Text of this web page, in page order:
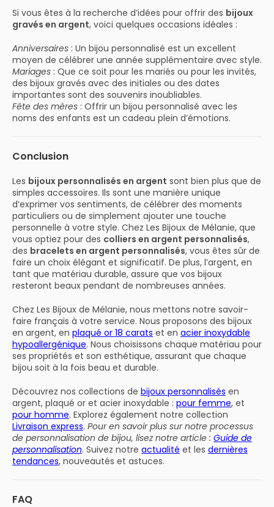
Si vous êtes à la recherche d’idées pour offrir des bijoux
gravés en argent, voici quelques occasions idéales :
Anniversaires : Un bijou personnalisé est un excellent
moyen de célébrer une année supplémentaire avec style.
Mariages : Que ce soit pour les mariés ou pour les invités,
des bijoux gravés avec des initiales ou des dates
importantes sont des souvenirs inoubliables.
Fête des mères : Offrir un bijou personnalisé avec les
noms des enfants est un cadeau plein d’émotions.
Conclusion
Les bijoux personnalisés en argent sont bien plus que de
simples accessoires. Ils sont une manière unique
d’exprimer vos sentiments, de célébrer des moments
particuliers ou de simplement ajouter une touche
personnelle à votre style. Chez Les Bijoux de Mélanie, que
vous optiez pour des colliers en argent personnalisés,
des bracelets en argent personnalisés, vous êtes sûr de
faire un choix élégant et significatif. De plus, l’argent, en
tant que matériau durable, assure que vos bijoux
resteront beaux pendant de nombreuses années.
Chez Les Bijoux de Mélanie, nous mettons notre savoir-
faire français à votre service. Nous proposons des bijoux
en argent, en plaqué or 18 carats et en acier inoxydable
hypoallergénique. Nous choisissons chaque matériau pour
ses propriétés et son esthétique, assurant que chaque
bijou soit à la fois beau et durable.
Découvrez nos collections de bijoux personnalisés en
argent, plaqué or et acier inoxydable : pour femme, et
pour homme. Explorez également notre collection
Livraison express. Pour en savoir plus sur notre processus
de personnalisation de bijou, lisez notre article : Guide de
personnalisation. Suivez notre actualité et les dernières
tendances, nouveautés et astuces.
FAQ